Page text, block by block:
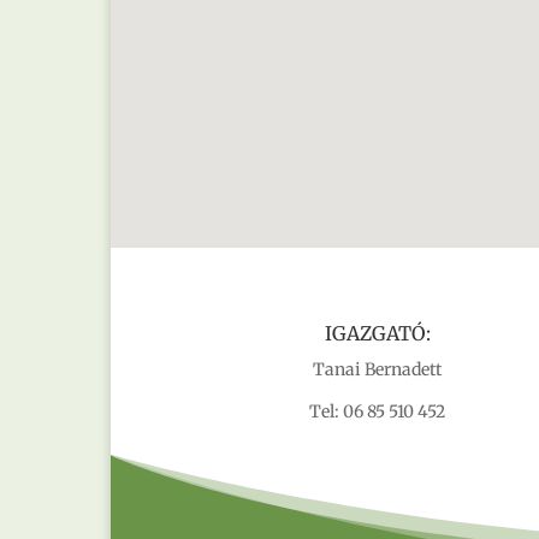
IGAZGATÓ:
Tanai Bernadett
Tel: 06 85 510 452